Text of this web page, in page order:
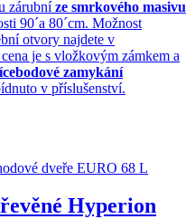
zárubníze smrkového masivu
90´a 80´cm. Možnost
otvory najdete v
je s vložkovým zámkem a
zamykání
v příslušenství.
dveře EURO 68 L
Hyperion